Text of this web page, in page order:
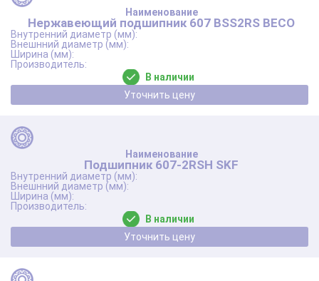
Нержавеющий подшипник 607 BSS2RS BECO
В наличии
Уточнить цену
Подшипник 607-2RSH SKF
В наличии
Уточнить цену